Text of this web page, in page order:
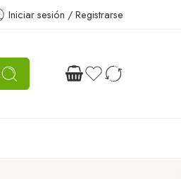
Iniciar sesión / Registrarse